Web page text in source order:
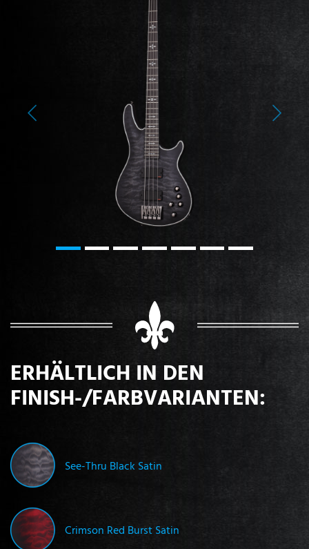
Previous Next
ERHÄLTLICH IN DEN
FINISH-/FARBVARIANTEN:
See-Thru Black Satin
Crimson Red Burst Satin